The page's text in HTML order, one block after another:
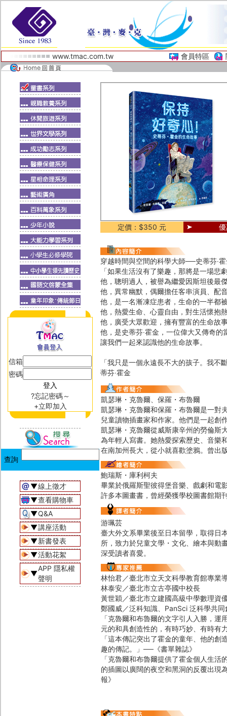
www.tmac.com.tw 會員特區
信箱
密碼
?忘記密碼～
+立即加入
▼線上徵才
▼查看購物車
▼Q&A
▼講座活動
▼新書發表
▼活動花絮
▼
APP 隱私權
聲明
定價：$350 元
穿越時間與空間的科學大師──史蒂芬‧
「如果生活沒有了樂趣，那將是一場悲
他，聰明過人，被譽為繼愛因斯坦後最
他，異常幽默，偶爾擔任客串演員、配
他，是一名漸凍症患者，生命的一半都
他，熱愛生命、心靈自由，對生活懷抱
他，廣受大眾歡迎，擁有豐富的生命故
他，是史蒂芬‧霍金，一位偉大又傳奇的
讓我們一起來認識他的生命故事。
「我只是一個永遠長不大的孩子。我
蒂芬‧霍金
凱瑟琳・克魯爾、保羅・布魯爾
凱瑟琳・克魯爾和保羅・布魯爾是一對
兒童讀物插畫家和作家。他們是一起創
凱瑟琳・克魯爾從威斯康辛州的勞倫斯
為年輕人寫書。她熱愛探索歷史、音樂
在南加州長大，從小就喜歡塗鴉。曾出
鮑瑞斯・庫利柯夫
畢業於俄羅斯聖彼得堡音樂、戲劇和電
許多本圖畫書，曾經榮獲學校圖書館期
游珮芸
臺大外文系畢業後至日本留學，取得日
所，致力於兒童文學・文化、繪本與動
深受讀者喜愛。
林怡君／臺北市立天文科學教育館專業
林泰安／臺北市立古亭國中校長
黃世穎／臺北市立建國高級中學數理
鄭國威／泛科知識、PanSci 泛科學共
「克魯爾和布魯爾的文字引人入勝，
元的和具創造性的，有時巧妙、有時
「這本傳記突出了霍金的童年、他的
趣的傳記。」──《書單雜誌》
「克魯爾和布魯爾提供了霍金個人生
的插圖以廣闊的夜空和黑洞的反覆出
報》